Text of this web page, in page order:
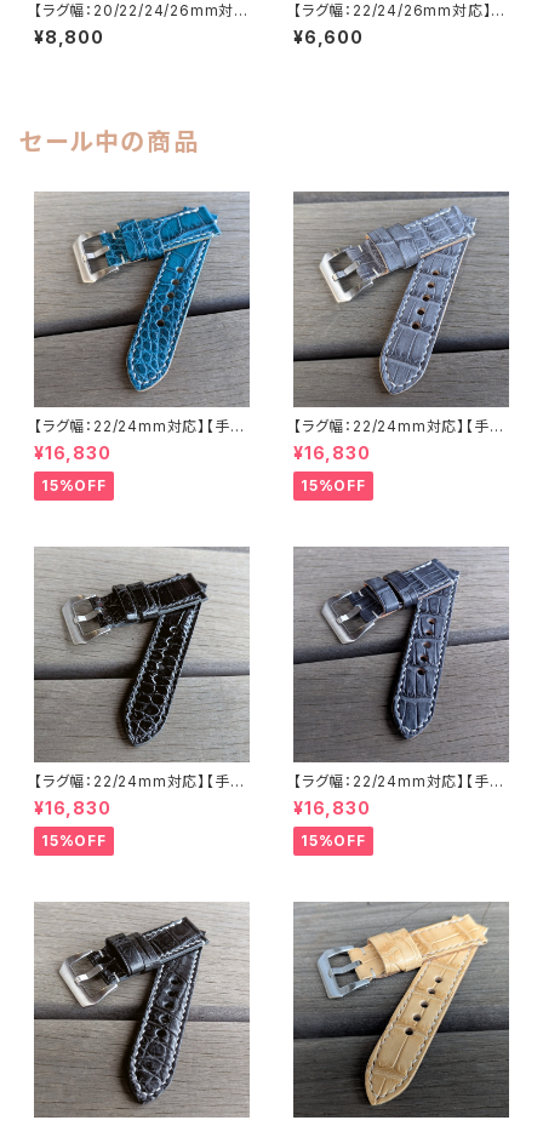
【ラグ幅：20/22/24/26mm対
応】【T2S-CAMOLBRYEo】【子
穴：楕円形】【ストレート型】イタ
ルト LEVEL7
¥8,800
【ラグ幅：22/24/26mm対応】
【一枚革/SP-1PBKBK】日本製
ハンドメイド スムースレザー/ヌ
¥6,600
セール中の商品
【ラグ幅：22/24mm対応】【手縫
い】【ストレート型】【子穴：円形】
【2PS-ALEMWHs】アリゲータ
ー 腹ワニ エメラルド 国産なめ
しの本革 下地 ヌメ革キャメル
¥16,830
15%OFF
【ラグ幅：22/24mm対応】【手縫
い】【ストレート型】【子穴：円形】
【T2S-ALGYWHs】アリゲータ
ー 腹ワニ グレー 国産なめしの
本革 下地 オイル仕立てのヌメ
7
¥16,830
15%OFF
【ラグ幅：22/24mm対応】【手縫
い】【ストレート型】【子穴：円形】
【T2S-ALGBKWHs】ホワイト
ステッチ 腹ワニ グレージングブ
ラック国産なめしの本革アリゲ
えベルト LEVEL7
¥16,830
15%OFF
【ラグ幅：22/24mm対応】【手縫
い】【ストレート型】【子穴：円形】
【T2S-ALBLGYWHs】アリゲー
ター 腹ワニ テイル部 ブルーグ
レー 国産なめしの本革 下地 ヌ
ベルト LEVEL7
¥16,830
15%OFF